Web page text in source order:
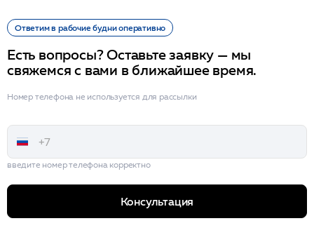
Ответим в рабочие будни оперативно
Есть вопросы? Оставьте заявку — мы
свяжемся с вами в ближайшее время.
Номер телефона не используется для рассылки
введите номер телефона корректно
Консультация